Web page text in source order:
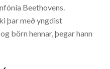
Beethovens.
þar með yngdist
börn hennar, þegar hann